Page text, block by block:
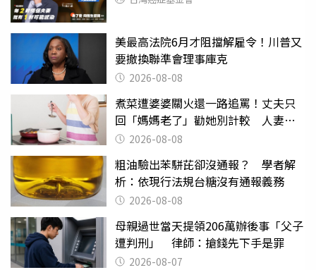
美最高法院6月才阻擋解雇令！川普又
要撤換聯準會理事庫克
2026-08-08
煮菜遭婆婆關火還一路追罵！丈夫只
回「媽媽老了」勸她別計較 人妻超
崩潰：我像台傭
2026-08-08
粗油驗出苯駢芘卻沒通報？ 學者解
析：依現行法規台糖沒有通報義務
2026-08-08
母親過世當天提領206萬辦後事「父子
遭判刑」 律師：搶錢先下手是罪
2026-08-07